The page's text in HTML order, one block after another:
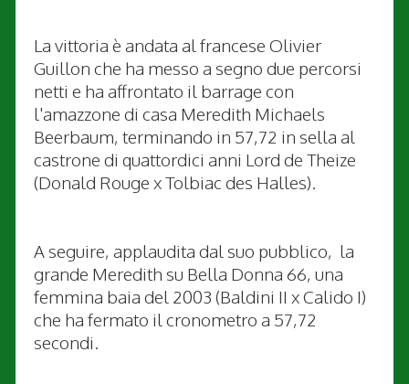
La vittoria è andata al francese Olivier
Guillon che ha messo a segno due percorsi
netti e ha affrontato il barrage con
l'amazzone di casa Meredith Michaels
Beerbaum, terminando in 57,72 in sella al
castrone di quattordici anni Lord de Theize
(Donald Rouge x Tolbiac des Halles).
A seguire, applaudita dal suo pubblico, la
grande Meredith su Bella Donna 66, una
femmina baia del 2003 (Baldini II x Calido I)
che ha fermato il cronometro a 57,72
secondi.